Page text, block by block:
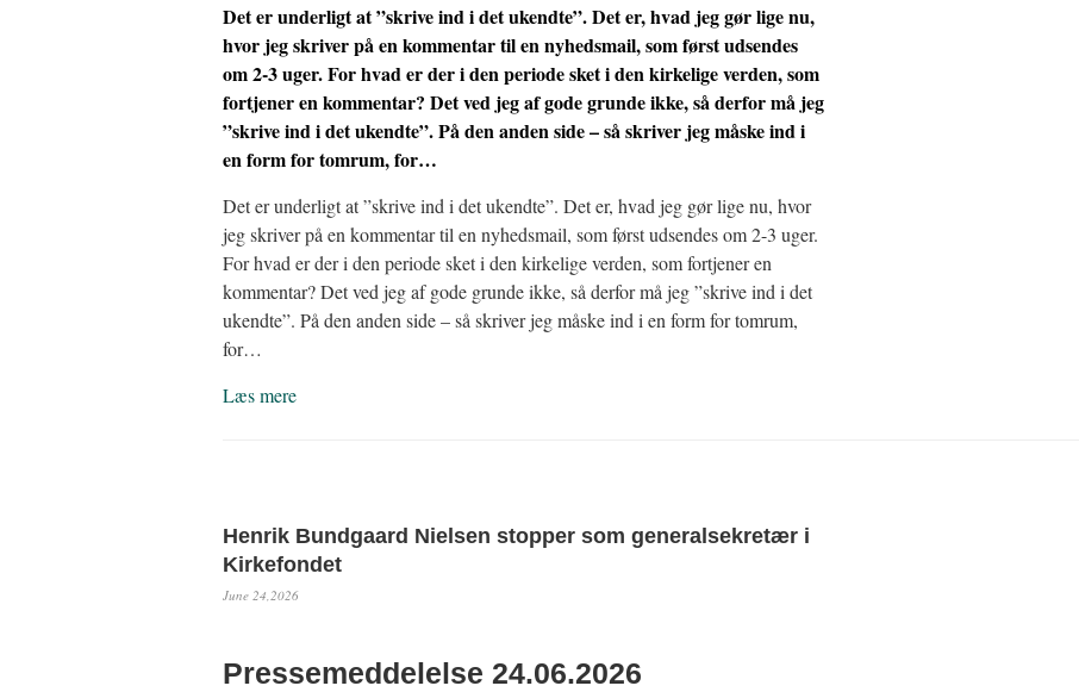
Det er underligt at ”skrive ind i det ukendte”. Det er, hvad jeg gør lige nu,
hvor jeg skriver på en kommentar til en nyhedsmail, som først udsendes
om 2-3 uger. For hvad er der i den periode sket i den kirkelige verden, som
fortjener en kommentar? Det ved jeg af gode grunde ikke, så derfor må jeg
”skrive ind i det ukendte”. På den anden side – så skriver jeg måske ind i
en form for tomrum, for…
Det er underligt at ”skrive ind i det ukendte”. Det er, hvad jeg gør lige nu, hvor
jeg skriver på en kommentar til en nyhedsmail, som først udsendes om 2-3 uger.
For hvad er der i den periode sket i den kirkelige verden, som fortjener en
kommentar? Det ved jeg af gode grunde ikke, så derfor må jeg ”skrive ind i det
ukendte”. På den anden side – så skriver jeg måske ind i en form for tomrum,
for…
Læs mere
Henrik Bundgaard Nielsen stopper som generalsekretær i
Kirkefondet
June 24,2026
Pressemeddelelse 24.06.2026